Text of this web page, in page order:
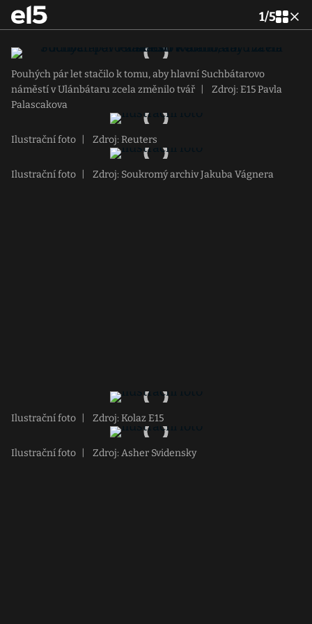
1/5
Pouhých pár let stačilo k tomu, aby hlavní Suchbátarovo
náměstí v Ulánbátaru zcela změnilo tvář
Zdroj: E15 Pavla
Palascakova
Ilustrační foto Zdroj: Reuters
Ilustrační foto Zdroj: Soukromý archiv Jakuba Vágnera
Ilustrační foto Zdroj: Kolaz E15
Ilustrační foto Zdroj: Asher Svidensky